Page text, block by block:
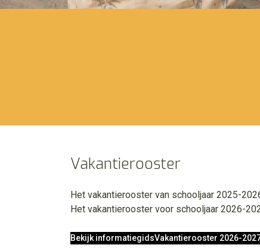
Vakantierooster
Het vakantierooster van schooljaar 2025-
Het vakantierooster voor schooljaar 2026-
Bekijk informatiegidsVakantierooster 2026-